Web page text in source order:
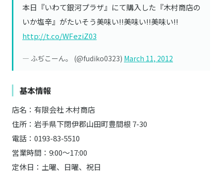
本日『いわて銀河プラザ』にて購入した『木村商店の
いか塩辛』がたいそう美味い!!美味い!!美味い!!
http://t.co/WFeziZ03
— ふぢこーん。 (@fudiko0323) March 11, 2012
基本情報
店名：有限会社 木村商店
住所：岩手県下閉伊郡山田町豊間根 7-30
電話：0193-83-5510
営業時間：9:00～17:00
定休日：土曜、日曜、祝日